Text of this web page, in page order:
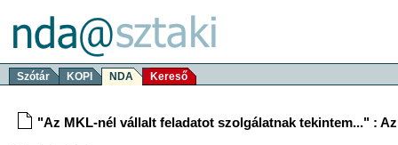
Szótár KOPI NDA Kereső
"Az MKL-nél vállalt feladatot szolgálatnak tekintem..." :